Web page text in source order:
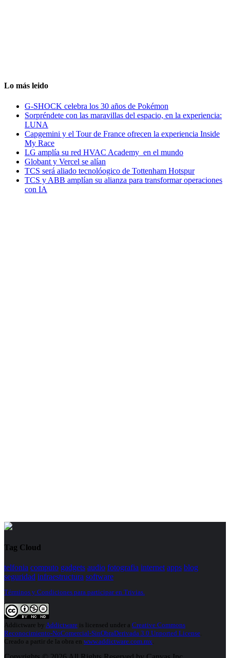
Lo más leido
G-SHOCK celebra los 30 años de Pokémon
Sorpréndete con las maravillas del espacio, en la experiencia:
LUNA
Capgemini y el Tour de France ofrecen la experiencia Inside
My Race
LG amplía su red HVAC Academy en el mundo
Globant y Vercel se alían
TCS será aliado tecnolóogico de Tottenham Hotspur
TCS y ABB amplían su alianza para transformar operaciones
con IA
Tag Cloud
telfonia computo gadgets audio fotografia internet apps blog
seguridad infraestructura software
Términos y Condiciones para participar en Trivias.
Addictware by Addictware is licensed under a Creative Commons
Reconocimiento-NoComercial-SinObraDerivada 3.0 Unported License.
Creado a partir de la obra en www.addictware.com.mx.